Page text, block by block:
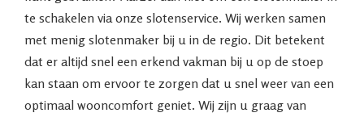
te schakelen via onze slotenservice. Wij werken samen
met menig slotenmaker bij u in de regio. Dit betekent
dat er altijd snel een erkend vakman bij u op de stoep
kan staan om ervoor te zorgen dat u snel weer van een
optimaal wooncomfort geniet. Wij zijn u graag van